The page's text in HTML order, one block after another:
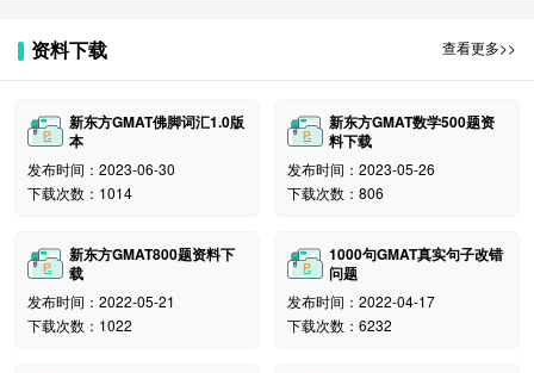
6 选择考试日期
这样就成功报名了，随后就是付款环节了。提示大
家，GMAT全年开考，全国多个城市皆有考点，很便利
资料下载 查看更多>>
新东方GMAT佛脚词汇1.0版
本
发布时间：2023-06-30
下载次数：1014
新东方GMAT数学500题资
料下载
发布时间：2023-05-26
下载次数：806
新东方GMAT800题资料下
载
发布时间：2022-05-21
下载次数：1022
1000句GMAT真实句子改错
问题
发布时间：2022-04-17
下载次数：6232